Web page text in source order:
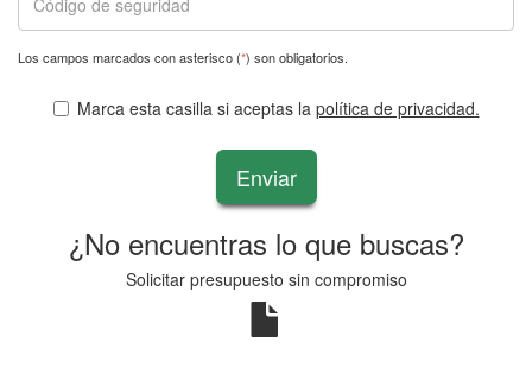
Los campos marcados con asterisco (*) son obligatorios.
Marca esta casilla si aceptas la política de privacidad.
Enviar
¿No encuentras lo que buscas?
Solicitar presupuesto sin compromiso